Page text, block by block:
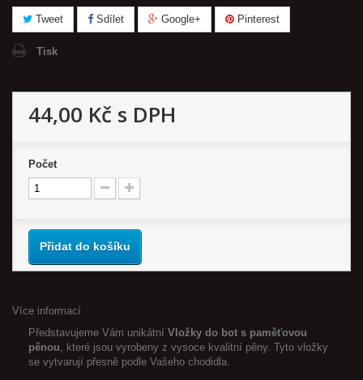
Tweet Sdílet Google+ Pinterest
Tisk
44,00 Kč s DPH
Počet
Přidat do košíku
Více informací
Představujeme Vám unikátní Vložky do bot s paměťovou
pěnou, které jsou vyrobeny z vysoce kvalitní pěny. Tyto vložky
se vytvarují přesně podle Vašeho chodidla.